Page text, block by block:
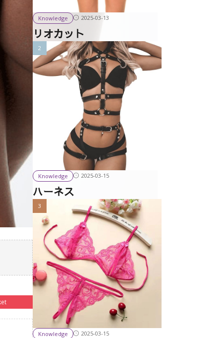
Knowledge 2025-03-13
リオカット
Knowledge 2025-03-15
ハーネス
Knowledge 2025-03-15